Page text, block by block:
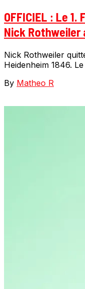
OFFICIEL : Le
Nick Rothweiler
Nick Rothweiler
Heidenheim 1846.
By Matheo R